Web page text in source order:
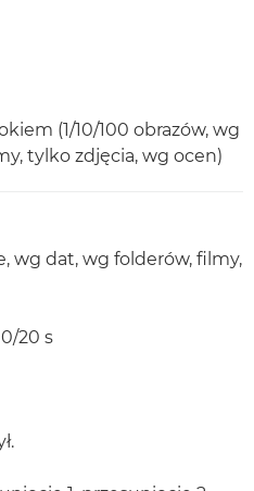
(1/10/100 obrazów, wg
tylko zdjęcia, wg ocen)
wg dat, wg folderów, filmy,
20 s